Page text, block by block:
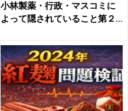
小林製薬・行政・マスコミに
よって隠されていること第２